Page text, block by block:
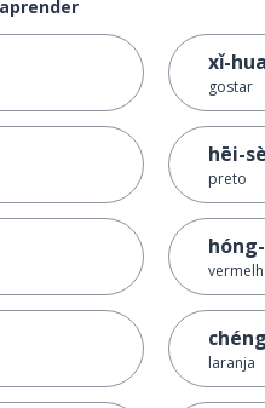
xǐ-
gostar
hēi-
preto
laranja